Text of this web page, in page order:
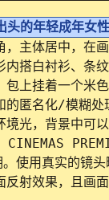
头的年轻成年女性
主体居中，在
搭白衬衫、条
上挂着一个米
匿名化/模糊
光，背景中可
使用真实的镜
射效果，且画面